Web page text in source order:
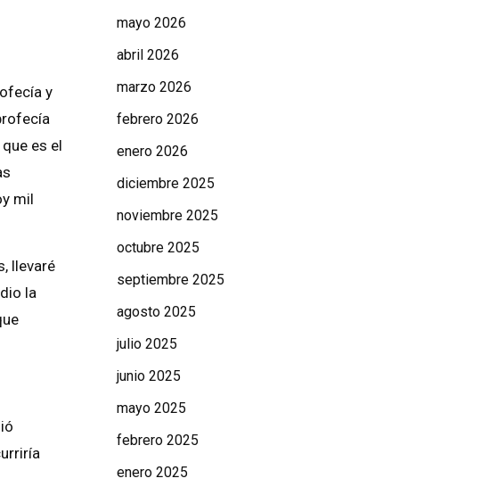
y
es el
mil
llevaré
la
mayo 2026
abril 2026
marzo 2026
febrero 2026
enero 2026
diciembre 2025
noviembre 2025
octubre 2025
septiembre 2025
agosto 2025
julio 2025
junio 2025
mayo 2025
febrero 2025
enero 2025